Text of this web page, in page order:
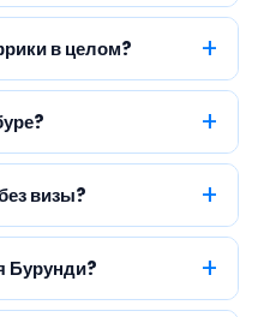
в целом?
визы?
Бурунди?